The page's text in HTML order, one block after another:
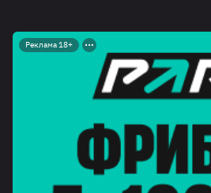
Реклама 18+